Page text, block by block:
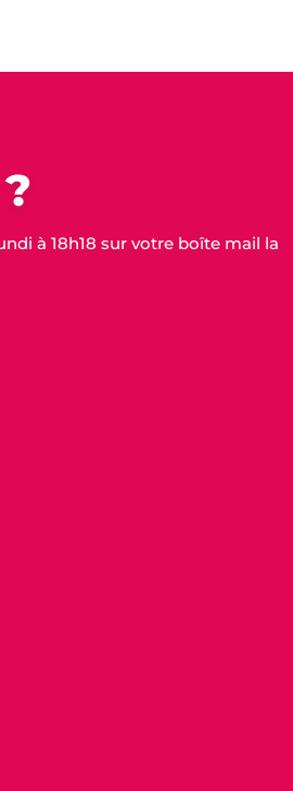
à 18h18 sur votre boîte mail la